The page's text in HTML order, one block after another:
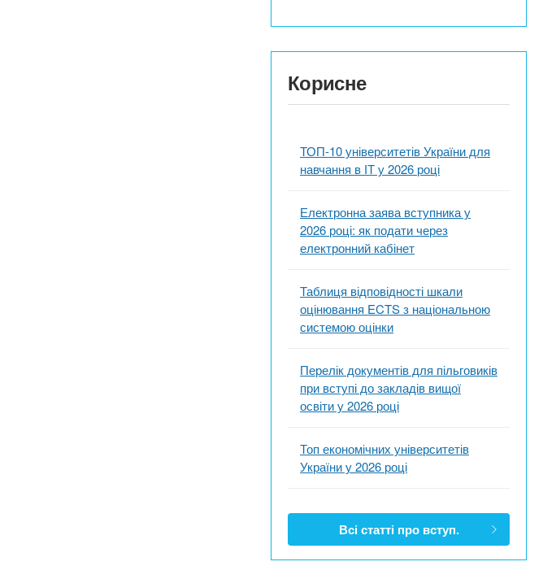
Корисне
ТОП-10 університетів України для
навчання в ІТ у 2026 році
Електронна заява вступника у
2026 році: як подати через
електронний кабінет
Таблиця відповідності шкали
оцінювання ECTS з національною
системою оцінки
Перелік документів для пільговиків
при вступі до закладів вищої
освіти у 2026 році
Топ економічних університетів
України у 2026 році
Всі статті про вступ.